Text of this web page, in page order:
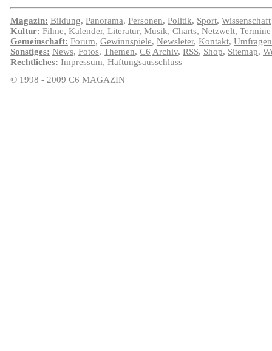
Magazin: Bildung, Panorama, Personen, Politik, Sport, Wissenschaft
Kultur: Filme, Kalender, Literatur, Musik, Charts, Netzwelt, Termine
Gemeinschaft: Forum, Gewinnspiele, Newsleter, Kontakt, Umfragen
Sonstiges: News, Fotos, Themen, C6 Archiv, RSS, Shop, Sitemap,
Rechtliches: Impressum, Haftungsausschluss
© 1998 - 2009 C6 MAGAZIN